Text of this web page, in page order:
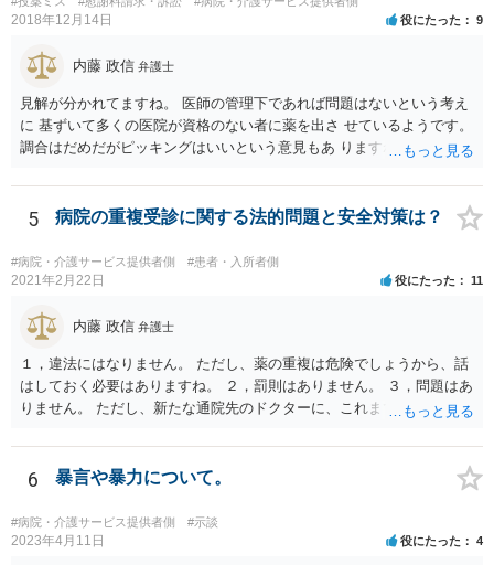
2018年12月14日 役にたった 9
内藤 政信 弁護士
見解が分かれてますね。 医師の管理下であれば問題はないという考え
に 基ずいて多くの医院が資格のない者に薬を出さ せているようです。
調合はだめだがピッキングはいいという意見もあ りますね。 また患者
いますね。 院外とではかなり金額が低くなるようです。 したがって、
違法とは断じきれないですね。 あなたが罪になることは、まったくあ
りません。 やめるなら、２週間ルールにのっとってやめたほう がいい
でしょう。
5 病院の重複受診に関する法的問題と安全対策は？
#病院・介護サービス提供者側 #患者・入所者側
2021年2月22日 役にたった 11
内藤 政信 弁護士
１，違法にはなりません。 ただし、薬の重複は危険でしょうから、話
はしておく必要はありますね。 ２，罰則はありません。 ３，問題はあ
りません。 ただし、新たな通院先のドクターに、これまでの経緯を話
6 暴言や暴力について。
#病院・介護サービス提供者側 #示談
2023年4月11日 役にたった 4